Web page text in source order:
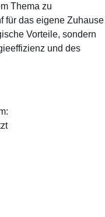
Thema zu
für das eigene Zuhause
Vorteile, sondern
und des